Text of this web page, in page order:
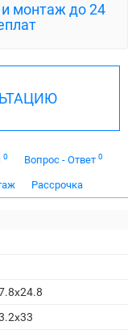
монтаж до 24
0 Вопрос - Ответ 0
Рассрочка